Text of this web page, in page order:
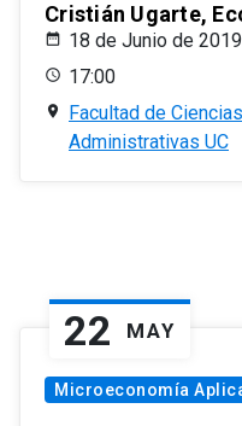
Cristián Ugarte,
18 de Junio de 2019
17:00
Facultad de
Administrativas UC
22 MAY
Microeconomía